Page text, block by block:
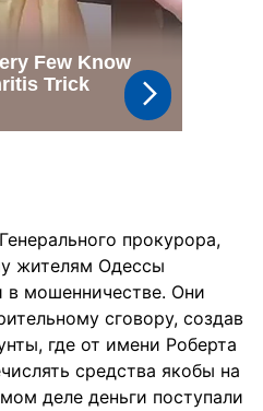
прокурора,
жителям Одессы
мошенничестве. Они
сговору, создав
где от имени Роберта
средства якобы на
деле деньги поступали